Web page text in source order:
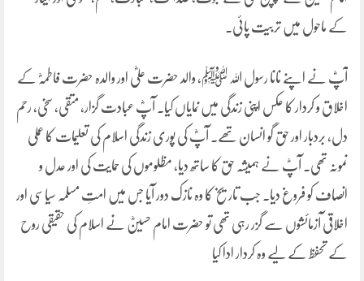
کے ماحول میں تربیت پائی۔
آپؓ نے اپنے نانا رسول اللہ ﷺ، والد حضرت علیؓ اور والدہ حضرت فاطمہؓ کے
اخلاق و کردار کا عکس اپنی زندگی میں نمایاں کیا۔ آپؓ عبادت گزار، متقی، سخی، رحم
دل، بردبار اور حق گو انسان تھے۔ آپؓ کی پوری زندگی اسلام کی تعلیمات کا عملی
نمونہ تھی۔ آپؓ نے ہمیشہ حق کا ساتھ دیا، مظلوموں کی حمایت کی اور عدل و
انصاف کو فروغ دیا۔ جب تاریخ کا وہ نازک دور آیا جس میں امتِ مسلمہ سیاسی اور
اخلاقی آزمائشوں سے گزر رہی تھی تو حضرت امام حسینؓ نے اسلام کی حقیقی روح
کے تحفظ کے لیے وہ کردار ادا کیا